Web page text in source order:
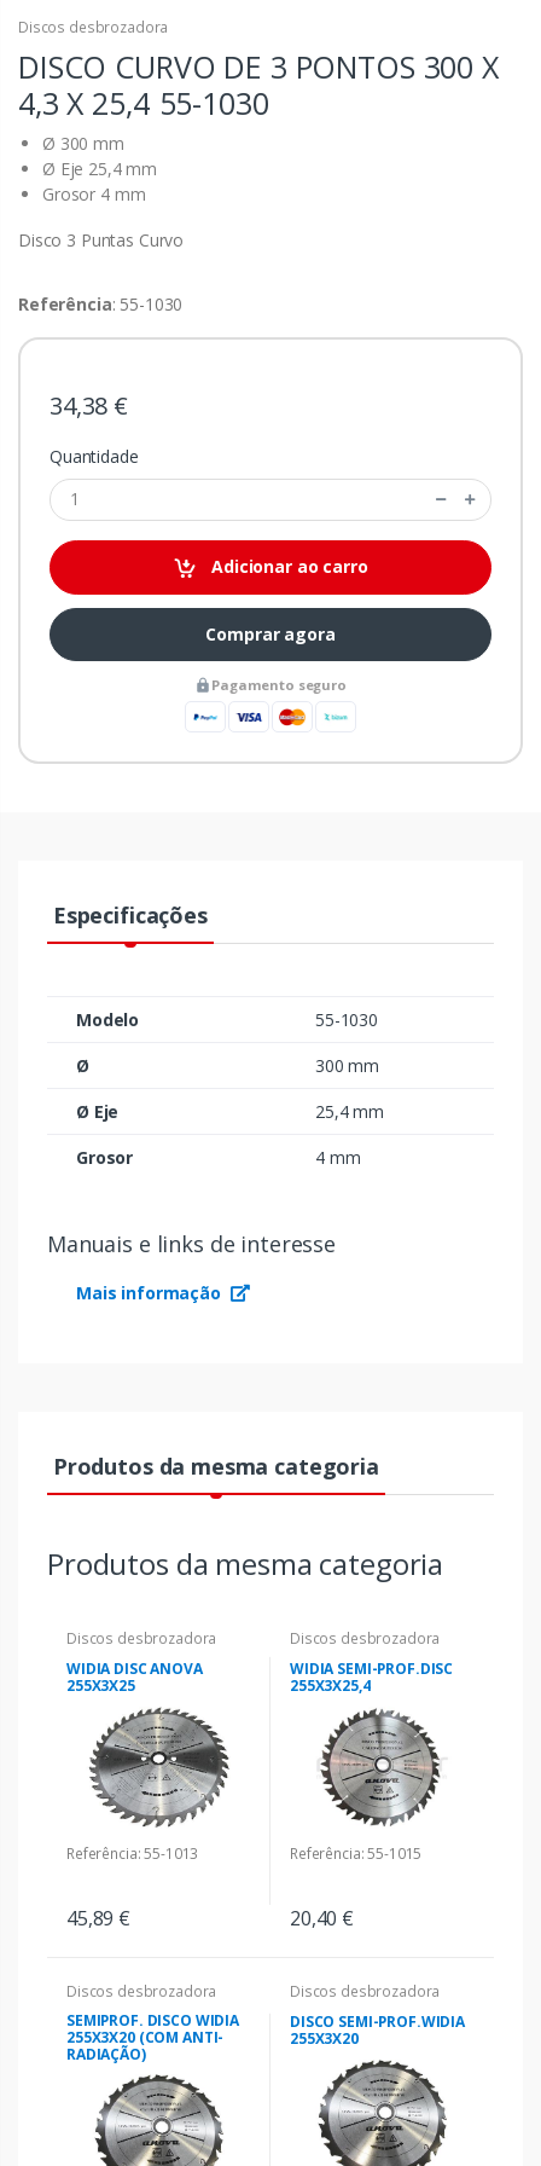
Discos desbrozadora
DISCO CURVO DE 3 PONTOS 300 X
4,3 X 25,4 55-1030
Ø 300 mm
Ø Eje 25,4 mm
Grosor 4 mm
Disco 3 Puntas Curvo
Referência: 55-1030
34,38 €
Quantidade
Adicionar ao carro
Comprar agora
Pagamento seguro
Especificações
Modelo
55-1030
Ø
300 mm
Ø Eje
25,4 mm
Grosor
4 mm
Manuais e links de interesse
Mais informação
Produtos da mesma categoria
Produtos da mesma categoria
Discos desbrozadora
WIDIA DISC ANOVA
255X3X25
Referência: 55-1013
45,89 €
Discos desbrozadora
WIDIA SEMI-PROF.DISC
255X3X25,4
Referência: 55-1015
20,40 €
Discos desbrozadora
SEMIPROF. DISCO WIDIA
255X3X20 (COM ANTI-
RADIAÇÃO)
Discos desbrozadora
DISCO SEMI-PROF.WIDIA
255X3X20